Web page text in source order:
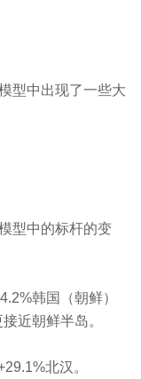
型中出现了一些大
型中的标杆的变
韩国（朝鲜）
近朝鲜半岛。
北汉。